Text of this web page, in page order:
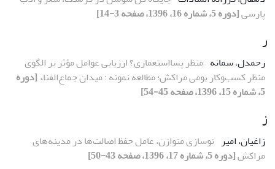
پارسی[دوره 5، شماره 16، 1396، صفحه 3-14]
ر
رحمدل، سمانه منظر پسااستعماری؟ ارزیابی عوامل مؤثر بر الگوی
منظر کسب‌وکار بومی مراکش؛ مطالعه نمونه : میدان جماع‌الفناء [دوره
5، شماره 15، 1396، صفحه 45-54]
ز
زاغیان، امیر نوسازی متوازن، عامل حفظ اصالت‌ها در مدینه‌های
مراکش[دوره 5، شماره 17، 1396، صفحه 43-50]